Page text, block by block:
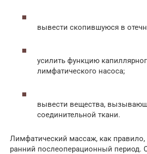
вывести скопившуюся в
усилить функцию
лимфатического насоса;
вывести вещества,
соединительной ткани.
Лимфатический массаж, как правило,
ранний послеоперационный период.